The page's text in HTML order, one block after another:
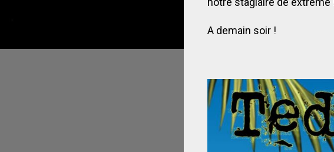
A demain soir !